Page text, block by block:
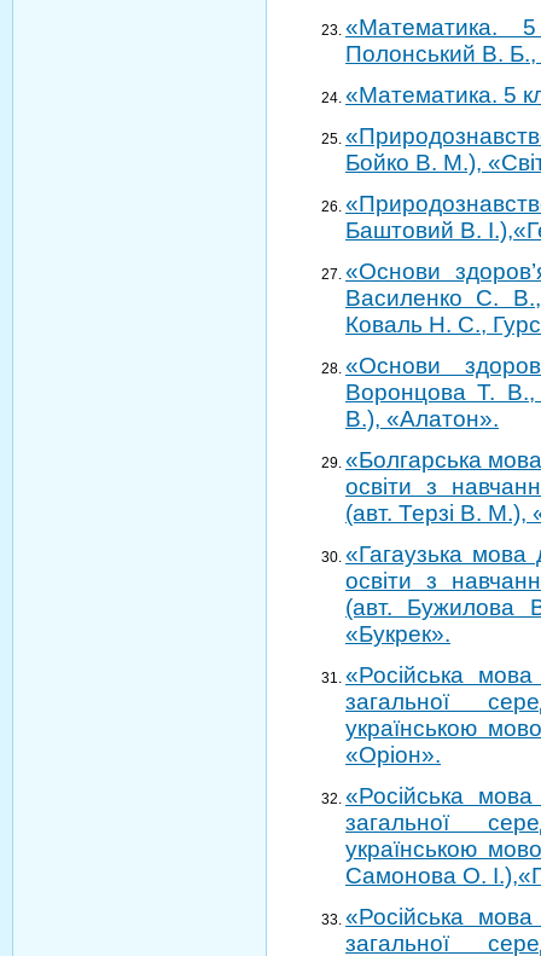
«Математика.
Полонський В. Б.,
«Математика. 5
Бойко В. М.),
Баштовий В.
«Основи
Василенко С.
Коваль Н. С.,
«Основи
Воронцова Т.
В.), «Алатон».
«Болгарська
освіти з
(авт. Терзі В. М.),
«Гагаузька мова
освіти з
(авт. Бужилова
«Букрек».
«Російська
загальної
українською
«Оріон».
«Російська
загальної
українською
Самонова О.
«Російська
загальної